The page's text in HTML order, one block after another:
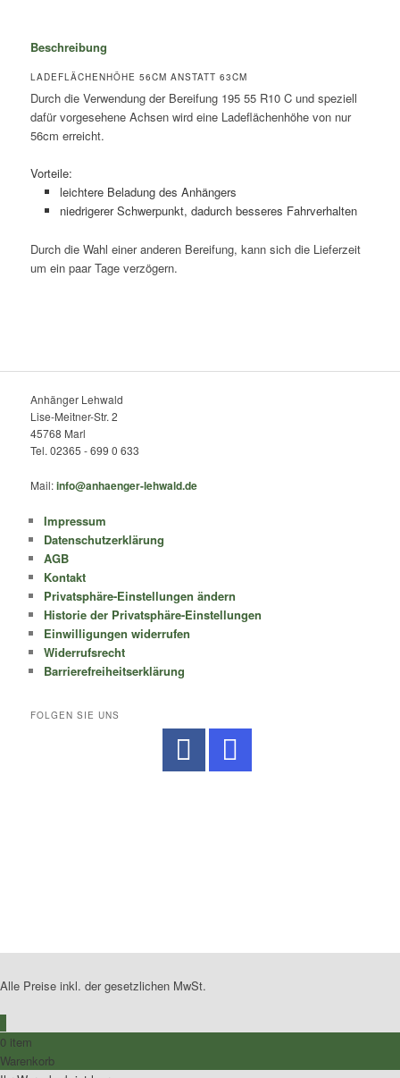
Beschreibung
LADEFLÄCHENHÖHE 56CM ANSTATT 63CM
Durch die Verwendung der Bereifung 195 55 R10 C und speziell
dafür vorgesehene Achsen wird eine Ladeflächenhöhe von nur
56cm erreicht.
Vorteile:
leichtere Beladung des Anhängers
niedrigerer Schwerpunkt, dadurch besseres Fahrverhalten
Durch die Wahl einer anderen Bereifung, kann sich die Lieferzeit
um ein paar Tage verzögern.
Anhänger Lehwald
Lise-Meitner-Str. 2
45768 Marl
Tel. 02365 - 699 0 633
Mail:info@anhaenger-lehwald.de
Impressum
Datenschutzerklärung
AGB
Kontakt
Privatsphäre-Einstellungen ändern
Historie der Privatsphäre-Einstellungen
Einwilligungen widerrufen
Widerrufsrecht
Barrierefreiheitserklärung
FOLGEN SIE UNS
Alle Preise inkl. der gesetzlichen MwSt.
0 item
Warenkorb